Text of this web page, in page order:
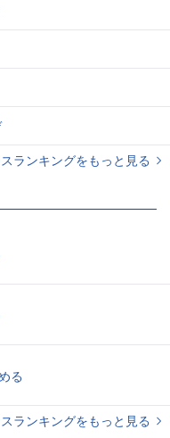
ランキングをもっと見る
る
ランキングをもっと見る